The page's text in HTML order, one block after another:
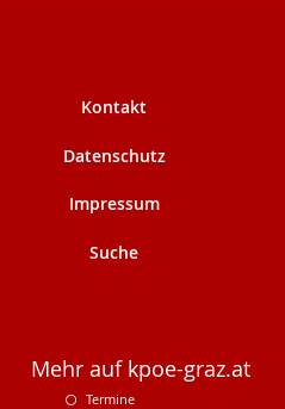
Kontakt
Datenschutz
Impressum
Suche
Mehr auf kpoe-graz.at
Termine